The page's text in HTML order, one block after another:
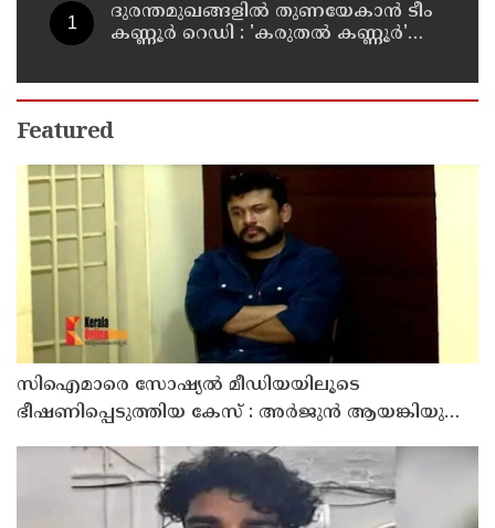
ദുരന്തമുഖങ്ങളിൽ തുണയേകാൻ ടീം
കണ്ണൂർ റെഡി : 'കരുതൽ കണ്ണൂർ'
Featured
സിഐമാരെ സോഷ്യൽ മീഡിയയിലൂടെ
ഭീഷണിപ്പെടുത്തിയ കേസ് : അർജുൻ ആയങ്കിയുടെ
വീട്ടിൽ നിന്നും ലാപ്ടോപ്പ് പിടിച്ചെടുത്ത്‌ പോലീസ്